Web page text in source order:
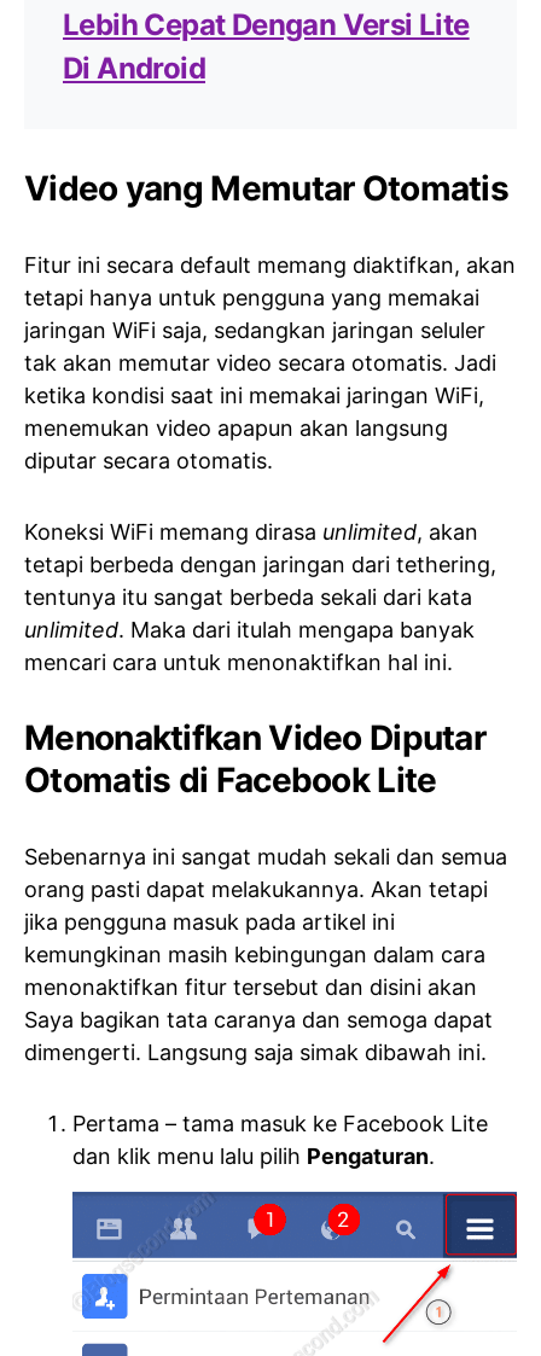
Lebih Cepat Dengan Versi Lite
Di Android
Video yang Memutar Otomatis
Fitur ini secara default memang diaktifkan, akan
tetapi hanya untuk pengguna yang memakai
jaringan WiFi saja, sedangkan jaringan seluler
tak akan memutar video secara otomatis. Jadi
ketika kondisi saat ini memakai jaringan WiFi,
menemukan video apapun akan langsung
diputar secara otomatis.
Koneksi WiFi memang dirasa unlimited, akan
tetapi berbeda dengan jaringan dari tethering,
tentunya itu sangat berbeda sekali dari kata
unlimited. Maka dari itulah mengapa banyak
mencari cara untuk menonaktifkan hal ini.
Menonaktifkan Video Diputar
Otomatis di Facebook Lite
Sebenarnya ini sangat mudah sekali dan semua
orang pasti dapat melakukannya. Akan tetapi
jika pengguna masuk pada artikel ini
kemungkinan masih kebingungan dalam cara
menonaktifkan fitur tersebut dan disini akan
Saya bagikan tata caranya dan semoga dapat
dimengerti. Langsung saja simak dibawah ini.
Pertama – tama masuk ke Facebook Lite
dan klik menu lalu pilih Pengaturan.